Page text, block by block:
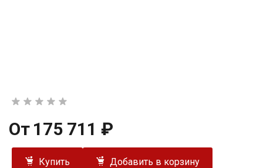
От 175 711 ₽
Купить Добавить в корзину